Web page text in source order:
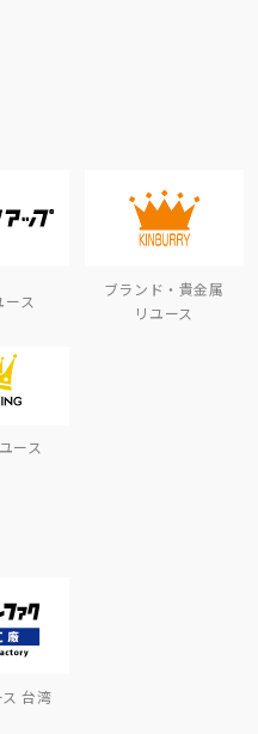
ース
ブランド・貴金属
リユース
ース
台湾